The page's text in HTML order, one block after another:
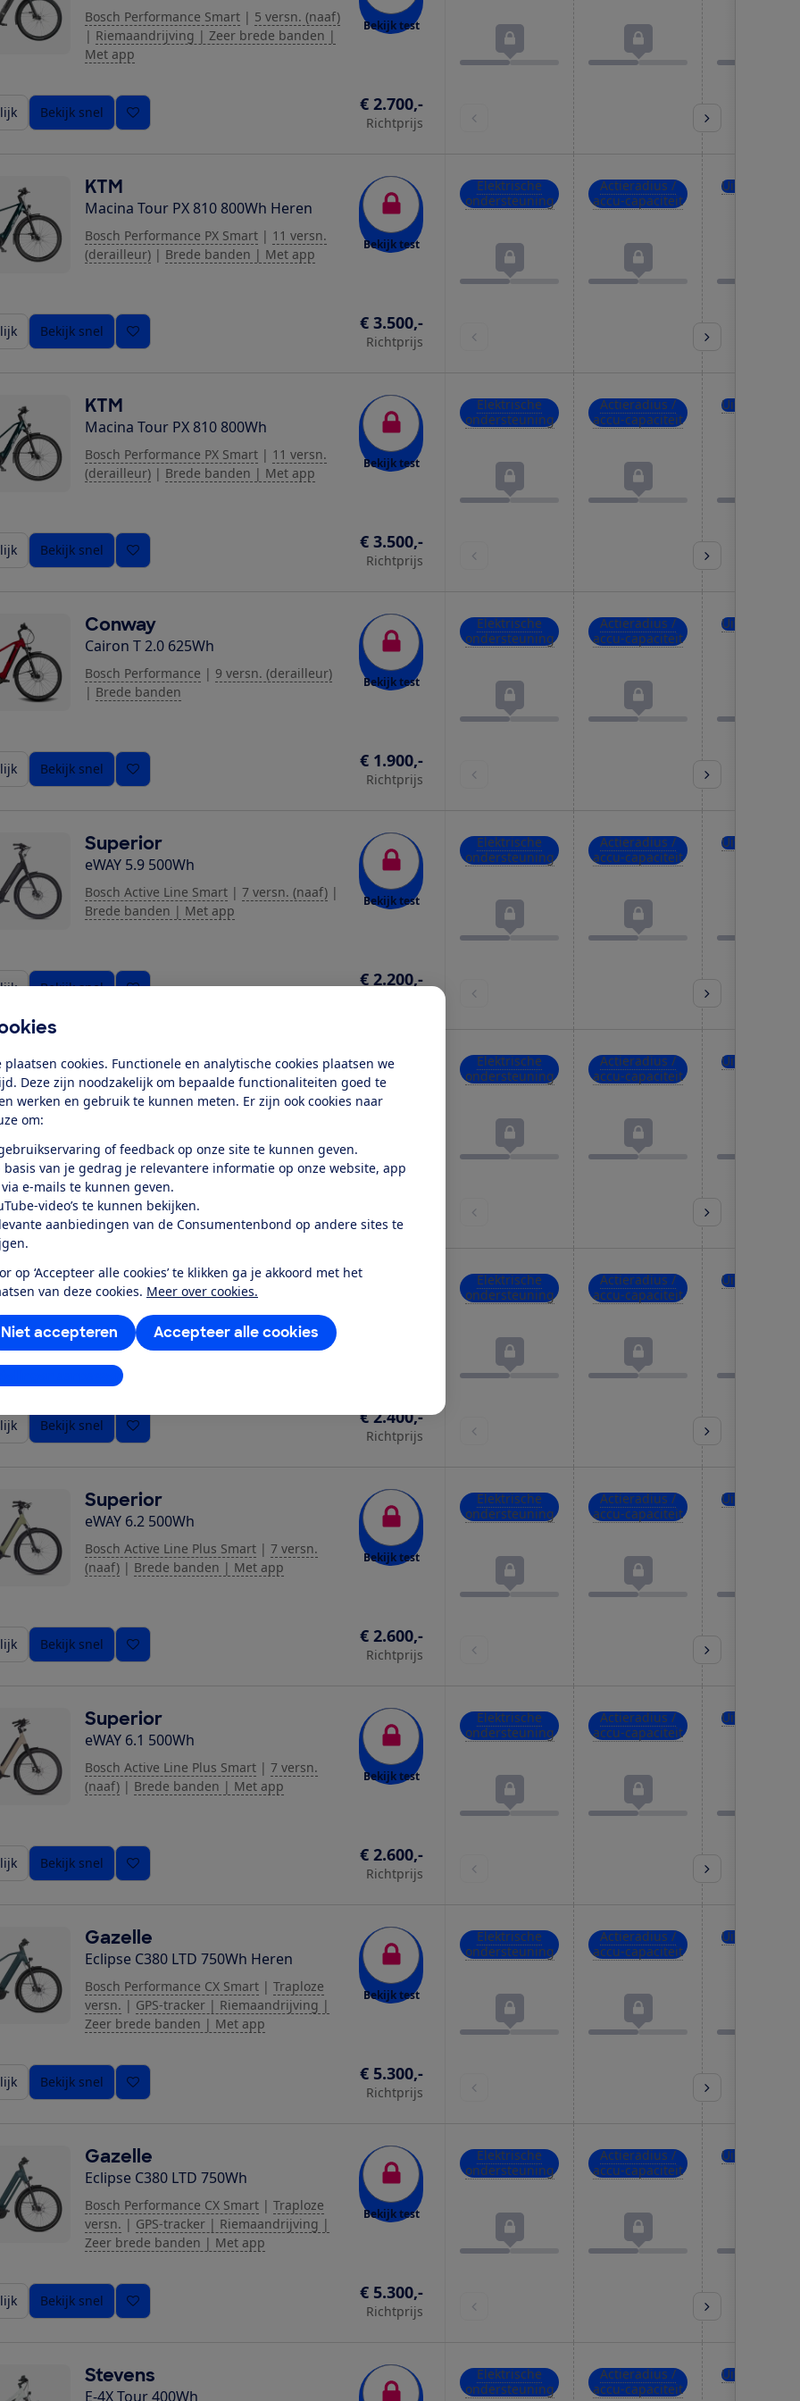
plaatsen cookies. Functionele en analytische cookies plaatsen we
Deze zijn noodzakelijk om bepaalde functionaliteiten goed te
werken en gebruik te kunnen meten. Er zijn ook cookies naar
om:
of feedback op onze site te kunnen geven.
basis van je gedrag je relevantere informatie op onze website, app
e-mails te kunnen geven.
video’s te kunnen bekijken.
aanbiedingen van de Consumentenbond op andere sites te
op ‘Accepteer alle cookies’ te klikken ga je akkoord met het
van deze cookies. Meer over cookies.
Accepteer alle cookies
Niet accepteren
aanpassen
toe
Bosch Performance Smart | 5 versn. (naaf)
| Riemaandrijving | Zeer brede banden |
Met app
Bekijk test
Bekijk snel € 2.700,-
Richtprijs
KTM
Macina Tour PX 810 800Wh Heren
Bosch Performance PX Smart | 11 versn.
(derailleur) | Brede banden | Met app
Bekijk test
Bekijk snel € 3.500,-
Richtprijs
Elektrische
ondersteuning
Actieradius /
accu-capaciteit
Uitrusting
KTM
Macina Tour PX 810 800Wh
Bosch Performance PX Smart | 11 versn.
(derailleur) | Brede banden | Met app
Bekijk test
Bekijk snel € 3.500,-
Richtprijs
Elektrische
ondersteuning
Actieradius /
accu-capaciteit
Uitrusting
Conway
Cairon T 2.0 625Wh
Bosch Performance | 9 versn. (derailleur)
| Brede banden
Bekijk test
Bekijk snel € 1.900,-
Richtprijs
Elektrische
ondersteuning
Actieradius /
accu-capaciteit
Uitrusting
Superior
eWAY 5.9 500Wh
Bosch Active Line Smart | 7 versn. (naaf) |
Brede banden | Met app
Bekijk test
Bekijk snel € 2.200,-
Elektrische
ondersteuning
Actieradius /
accu-capaciteit
Uitrusting
Stevens
E-Universe 6.5.1 FEQ 500Wh
Bosch Performance Smart | 10 versn.
app
Bekijk snel
Richtprijs
Elektrische
ondersteuning
Actieradius /
accu-capaciteit
Uitrusting
Superior
eWAY 6.0 500Wh
Bosch Active Line Smart | 7 versn. (naaf)
|
Brede banden | Met app
Bekijk snel € 2.400,-
Richtprijs
Elektrische
ondersteuning
Actieradius /
accu-capaciteit
Uitrusting
Superior
eWAY 6.2 500Wh
Bosch Active Line Plus Smart | 7 versn.
(naaf) | Brede banden | Met app
Bekijk test
Bekijk snel € 2.600,-
Richtprijs
Elektrische
ondersteuning
Actieradius /
accu-capaciteit
Uitrusting
Superior
eWAY 6.1 500Wh
Bosch Active Line Plus Smart | 7 versn.
(naaf) | Brede banden | Met app
Bekijk test
Bekijk snel € 2.600,-
Richtprijs
Elektrische
ondersteuning
Actieradius /
accu-capaciteit
Uitrusting
Gazelle
Eclipse C380 LTD 750Wh Heren
Bosch Performance CX Smart | Traploze
versn. | GPS-tracker | Riemaandrijving |
Zeer brede banden | Met app
Bekijk test
Bekijk snel € 5.300,-
Richtprijs
Elektrische
ondersteuning
Actieradius /
accu-capaciteit
Uitrusting
Gazelle
Eclipse C380 LTD 750Wh
Bosch Performance CX Smart | Traploze
versn. | GPS-tracker | Riemaandrijving |
Zeer brede banden | Met app
Bekijk test
Bekijk snel € 5.300,-
Richtprijs
Elektrische
ondersteuning
Actieradius /
accu-capaciteit
Uitrusting
Stevens
E-4X Tour 400Wh
Elektrische
ondersteuning
Actieradius /
accu-capaciteit
Uitrusting